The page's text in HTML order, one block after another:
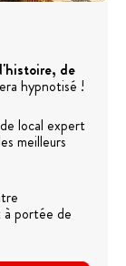
de
hypnotisé !
local expert
meilleurs
portée de